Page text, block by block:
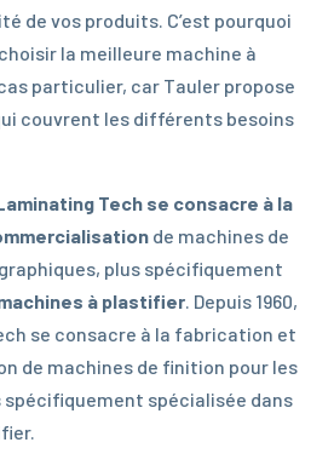
de vos produits. C’est pourquoi
la meilleure machine à
particulier, car Tauler propose
couvrent les différents besoins
Tech se consacre à la
de machines de
plus spécifiquement
à plastifier . Depuis 1960,
se consacre à la fabrication et
de machines de finition pour les
spécifiquement spécialisée dans